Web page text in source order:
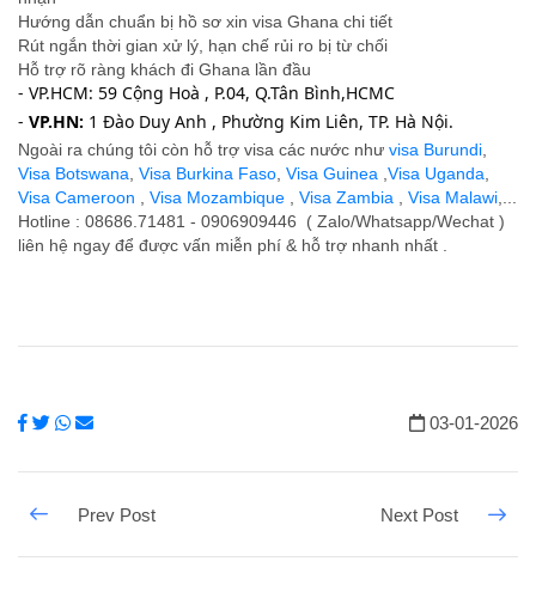
Hướng dẫn chuẩn bị hồ sơ xin visa Ghana chi tiết
Rút ngắn thời gian xử lý, hạn chế rủi ro bị từ chối
Hỗ trợ rõ ràng khách đi Ghana lần đầu
- VP.HCM: 59 Cộng Hoà , P.04, Q.Tân Bình,HCMC
- VP.HN: 1 Đào Duy Anh , Phường Kim Liên, TP. Hà Nội.
Ngoài ra chúng tôi còn hỗ trợ visa các nước như visa Burundi,
Visa Botswana, Visa Burkina Faso, Visa Guinea ,Visa Uganda,
Visa Cameroon , Visa Mozambique , Visa Zambia , Visa Malawi,...
Hotline : 08686.71481 - 0906909446 ( Zalo/Whatsapp/Wechat )
liên hệ ngay để được vấn miễn phí & hỗ trợ nhanh nhất .
03-01-2026